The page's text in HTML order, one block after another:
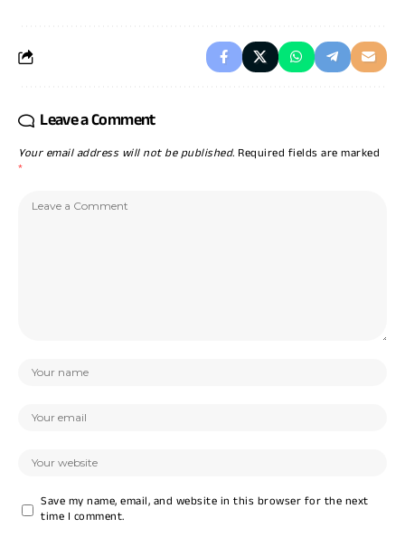
Leave a Comment
Your email address will not be published. Required fields are marked
*
Save my name, email, and website in this browser for the next
time I comment.